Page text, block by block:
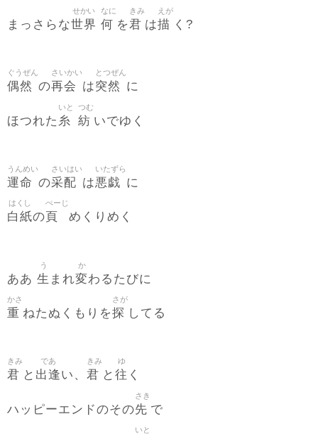
まっさらな世界
せかい
何
なに
を君
きみ
は描
えが
く?
偶然
ぐうぜん
の再会
さいかい
は突然
とつぜん
に
ほつれた 糸
いと
紡
つむ
いでゆく
運命
うんめい
の采配
さいはい
は悪戯
いたずら
に
白紙
はくし
の 頁
ぺーじ
めくりめく
ああ 生
う
まれ変
か
わるたびに
重
かさ
ねたぬくもりを探
さが
してる
君
きみ
と 出逢
であ
い、 君
きみ
と 往
ゆ
く
ハッピーエンドのその先
さき
で
いと